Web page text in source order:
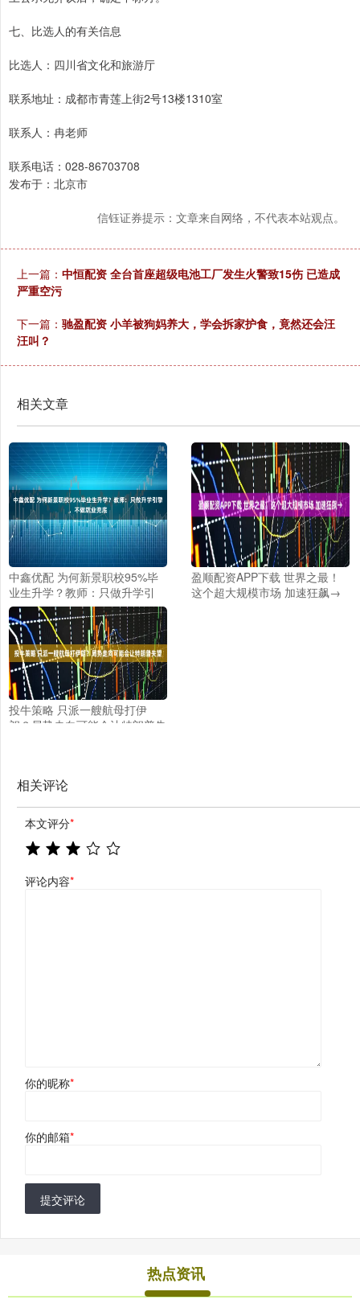
七、比选人的有关信息
比选人：四川省文化和旅游厅
联系地址：成都市青莲上街2号13楼1310室
联系人：冉老师
联系电话：028-86703708
发布于：北京市
信钰证券提示：文章来自网络，不代表本站观点。
上一篇： 中恒配资 全台首座超级电池工厂发生火警致15伤 已造成
严重空污
下一篇： 驰盈配资 小羊被狗妈养大，学会拆家护食，竟然还会汪
汪叫？
相关文章
中鑫优配 为何新景职校95%毕
业生升学？教师：只做升学引
擎，不做就业兜底
盈顺配资APP下载 世界之最！
这个超大规模市场 加速狂飙→
投牛策略 只派一艘航母打伊
朗？局势走向可能会让特朗普失
相关评论
本文评分*
评论内容*
你的昵称*
你的邮箱*
提交评论
热点资讯